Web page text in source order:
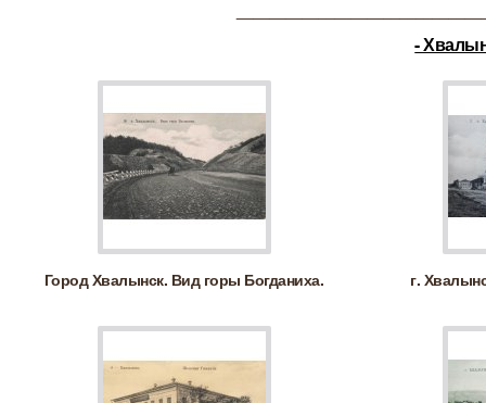
-
Город Хвалынск. Вид горы Богданиха. г.